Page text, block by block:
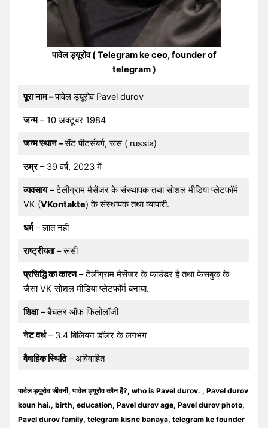
पावेल ड्यूरोव ( Telegram ke ceo, founder of
telegram )
पूरा नाम –पावेल ड्यूरोव Pavel durov
जन्म– 10 अक्टूबर 1984
जन्म स्थान –सेंट पीटर्सबर्ग, रूस ( russia)
उम्र– 39 वर्ष, 2023 में
व्यवसाय– टेलीग्राम मैसेंजर के संस्थापक तथा सोशल मीडिया प्लेटफॉर्म
VK (VKontakte) के संस्थापक तथा व्यापारी.
धर्म– ज्ञात नहीं
राष्ट्रीयता– रूसी
प्रसिद्धि का कारण– टेलीग्राम मैसेंजर के फाउंडर है तथा फेसबुक के
जैसा VK सोशल मीडिया प्लेटफॉर्म बनाया.
शिक्षा– बैचलर ऑफ फिलोलॉजी
नेट वर्थ– 3.4 बिलियन डॉलर के लगभग
वैवाहिक स्थिति– अविवाहित
पावेल ड्यूरोव जीवनी, पावेल ड्यूरोव कौन है?, who is Pavel durov. , Pavel durov
koun hai., birth, education, Pavel durov age, Pavel durov photo,
Pavel durov family, telegram kisne banaya, telegram ke founder